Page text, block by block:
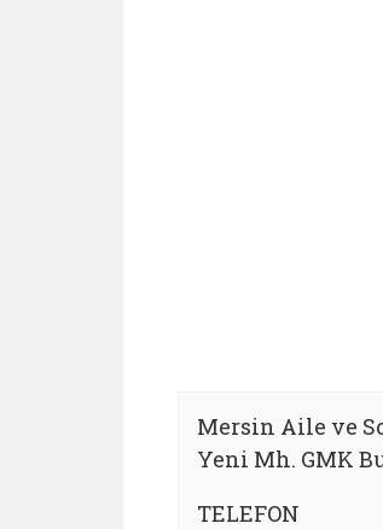
Mersin Aile ve
Yeni Mh. GMK
TELEFON